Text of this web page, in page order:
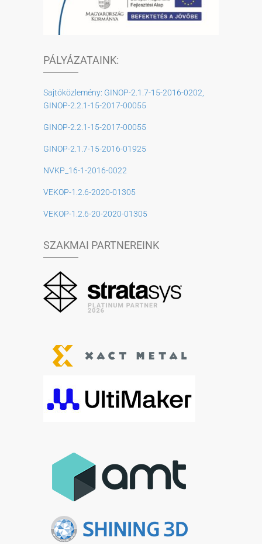
PÁLYÁZATAINK:
Sajtóközlemény: GINOP-2.1.7-15-2016-0202,
GINOP-2.2.1-15-2017-00055
GINOP-2.2.1-15-2017-00055
GINOP-2.1.7-15-2016-01925
NVKP_16-1-2016-0022
VEKOP-1.2.6-2020-01305
VEKOP-1.2.6-20-2020-01305
SZAKMAI PARTNEREINK